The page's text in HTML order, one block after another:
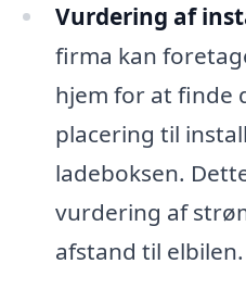
Vurdering af
firma kan
hjem for at finde
placering til
ladeboksen.
vurdering af
afstand til elbilen.